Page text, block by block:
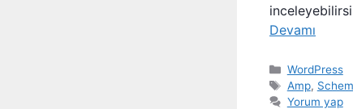
Devamı
Kategoriler
WordPress
Etiketler
Amp,
Yorum yap